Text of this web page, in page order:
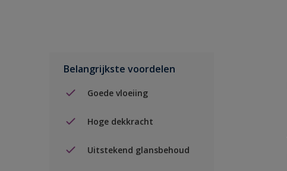
Belangrijkste voordelen
Goede vloeiing
Hoge dekkracht
Uitstekend glansbehoud